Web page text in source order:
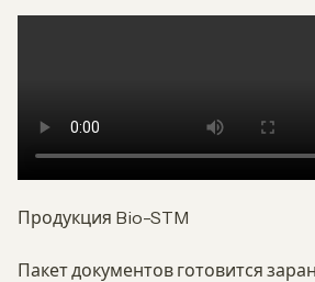
Продукция Bio-STM
Пакет документов готовится